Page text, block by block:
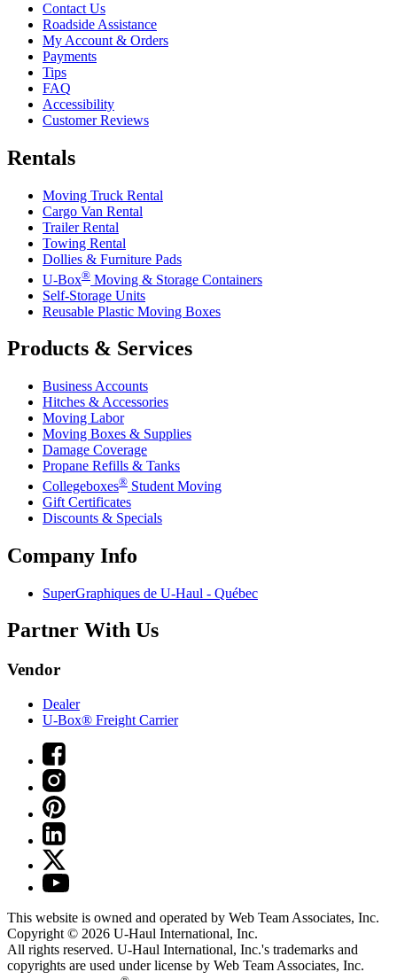
Contact Us
Roadside Assistance
My Account & Orders
Payments
Tips
FAQ
Accessibility
Customer Reviews
Rentals
Moving Truck Rental
Cargo Van Rental
Trailer Rental
Towing Rental
Dollies & Furniture Pads
U-Box® Moving & Storage Containers
Self-Storage Units
Reusable Plastic Moving Boxes
Products & Services
Business Accounts
Hitches & Accessories
Moving Labor
Moving Boxes & Supplies
Damage Coverage
Propane Refills & Tanks
Collegeboxes® Student Moving
Gift Certificates
Discounts & Specials
Company Info
SuperGraphiques de U-Haul - Québec
Partner With Us
Vendor
Dealer
U-Box® Freight Carrier
This website is owned and operated by Web Team Associates, Inc.
Copyright © 2026 U-Haul International, Inc.
All rights reserved. U-Haul International, Inc.'s trademarks and
copyrights are used under license by Web Team Associates, Inc.